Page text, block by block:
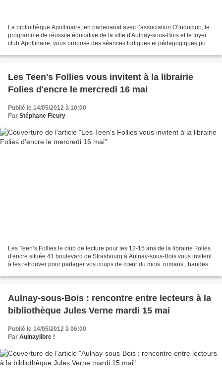
La bibliothèque Apollinaire, en partenariat avec l’association O’ludoclub, le
programme de réussite éducative de la ville d'Aulnay-sous-Bois et le foyer
club Apollinaire, vous propose des séances ludiques et pédagogiques pour
Les Teen's Follies vous invitent à la librairie
Folies d'encre le mercredi 16 mai
Publié le 14/05/2012 à 10:00
Par Stéphane Fleury
Les Teen’s Follies le club de lecture pour les 12-15 ans de la librairie Folies
d'encre située 41 boulevard de Strasbourg à Aulnay-sous-Bois vous invitent
à les retrouver pour partager vos coups de cœur du mois: romans , bandes
Aulnay-sous-Bois : rencontre entre lecteurs à la
bibliothèque Jules Verne mardi 15 mai
Publié le 14/05/2012 à 06:00
Par Aulnaylibre !